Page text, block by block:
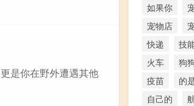
是你在野外遭遇其他
如果你
宠物店
快递
技
火车
狗
疫苗
的
自己的